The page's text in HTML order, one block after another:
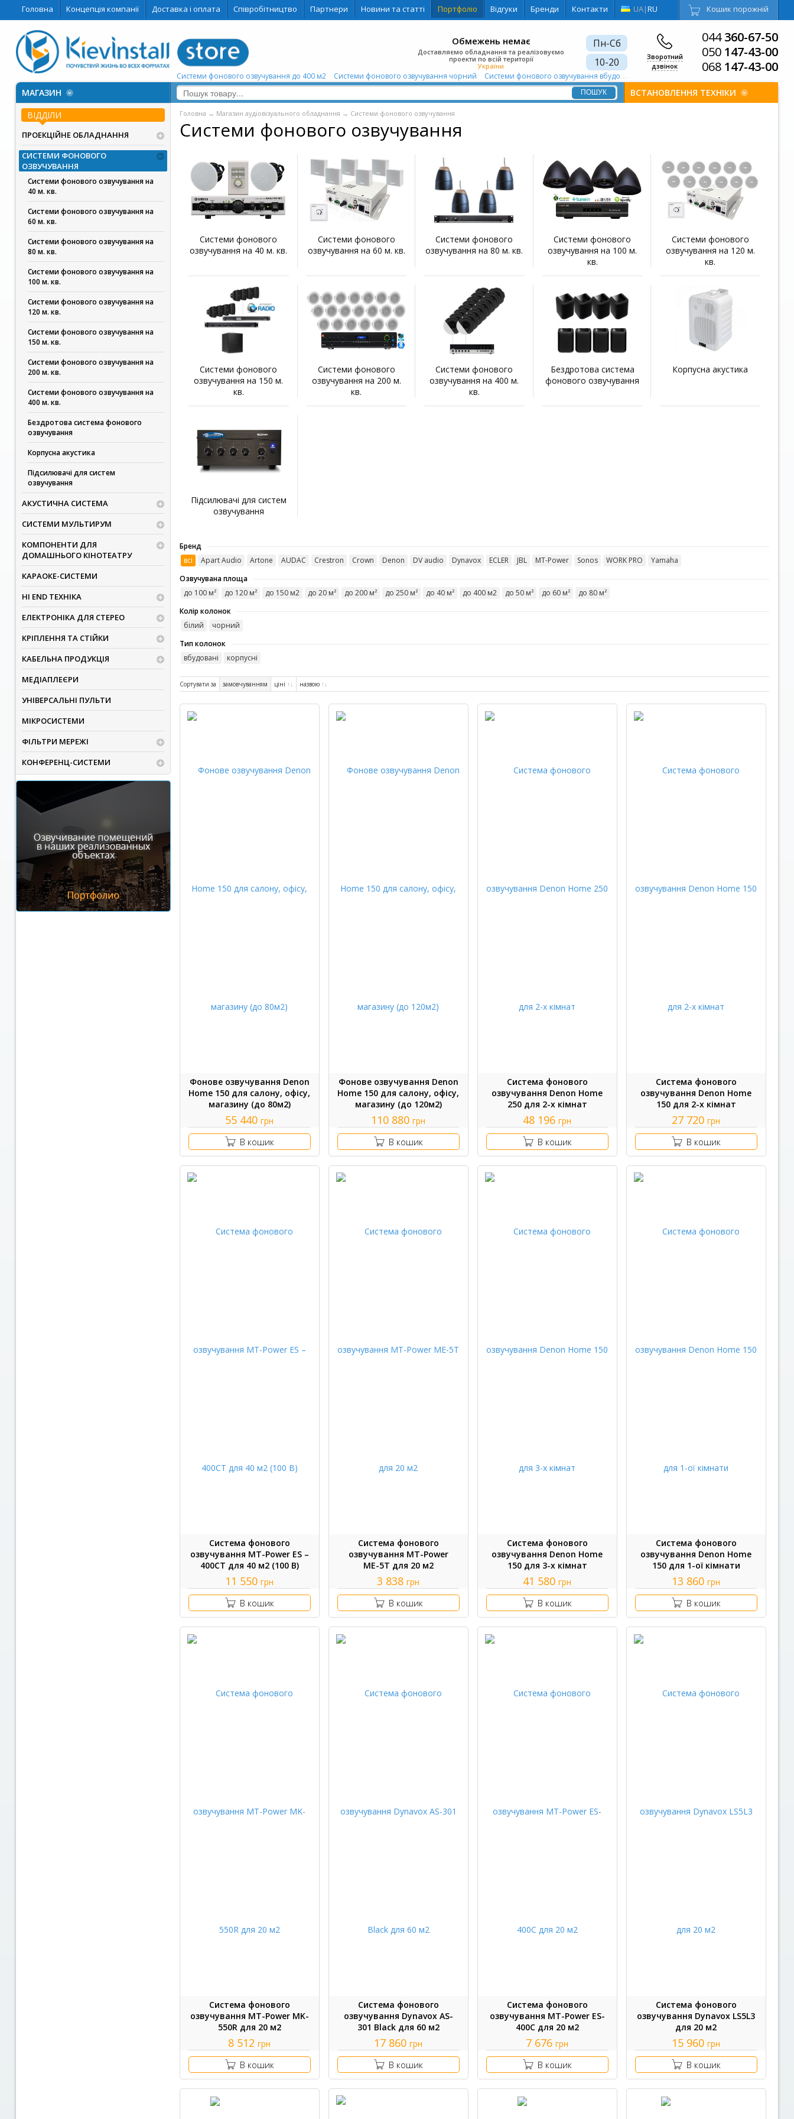
Головна Концепція компанії Доставка і оплата Співробітництво Партнери Новини та статті Портфоліо Відгуки Бренди Контакти UA|RU Кошик порожній
044360-67-50
050 147-43-00
068 147-43-00
Зворотний
дзвінок
Пн-Сб
10-20
Обмежень немає
Доставляємо обладнання та реалізовуємо
проекти по всій території
України
МАГАЗИН
Системи фонового озвучування до 400 м2 Системи фонового озвучування чорний Системи фонового озвучування вбудовані
ВСТАНОВЛЕННЯ ТЕХНІКИ
ВІДДІЛИ
ПРОЕКЦІЙНЕ ОБЛАДНАННЯ
СИСТЕМИ ФОНОВОГО
ОЗВУЧУВАННЯ
Системи фонового озвучування на
40 м. кв.
Системи фонового озвучування на
60 м. кв.
Системи фонового озвучування на
80 м. кв.
Системи фонового озвучування на
100 м. кв.
Системи фонового озвучування на
120 м. кв.
Системи фонового озвучування на
150 м. кв.
Системи фонового озвучування на
200 м. кв.
Системи фонового озвучування на
400 м. кв.
Бездротова система фонового
озвучування
Корпусна акустика
Підсилювачі для систем
озвучування
АКУСТИЧНА СИСТЕМА
СИСТЕМИ МУЛЬТИРУМ
КОМПОНЕНТИ ДЛЯ
ДОМАШНЬОГО КІНОТЕАТРУ
КАРАОКЕ-СИСТЕМИ
HI END ТЕХНІКА
ЕЛЕКТРОНІКА ДЛЯ СТЕРЕО
КРІПЛЕННЯ ТА СТІЙКИ
КАБЕЛЬНА ПРОДУКЦІЯ
МЕДІАПЛЕЄРИ
УНІВЕРСАЛЬНІ ПУЛЬТИ
МІКРОСИСТЕМИ
ФІЛЬТРИ МЕРЕЖІ
КОНФЕРЕНЦ-СИСТЕМИ
Головна → Магазин аудіовізуального обладнання → Системи фонового озвучування
Системи фонового озвучування
Системи фонового
озвучування на 40 м. кв.
Системи фонового
озвучування на 60 м. кв.
Системи фонового
озвучування на 80 м. кв.
Системи фонового
озвучування на 100 м.
кв.
Системи фонового
озвучування на 120 м.
кв.
Системи фонового
озвучування на 150 м.
кв.
Системи фонового
озвучування на 200 м.
кв.
Системи фонового
озвучування на 400 м.
кв.
Бездротова система
фонового озвучування
Корпусна акустика
Підсилювачі для систем
озвучування
Бренд
всі
Apart Audio Artone AUDAC Crestron Crown Denon DV audio Dynavox ECLER JBL MT-Power Sonos WORK PRO
Yamaha
Озвучувана площа
до 100 м²
до 120 м² до 150 м2 до 20 м² до 200 м² до 250 м² до 40 м² до 400 м2 до 50 м² до 60 м²
до 80 м²
Колір колонок
білий
чорний
Тип колонок
вбудовані
корпусні
Сортувати за замовчуванням ціні ↑↓ назвою ↑↓
Фонове озвучування Denon
Home 150 для салону, офісу,
магазину (до 80м2)
55 440 грн
В кошик
Фонове озвучування Denon
Home 150 для салону, офісу,
магазину (до 120м2)
110 880грн
В кошик
Система фонового
озвучування Denon Home
250 для 2-х кімнат
48 196грн
В кошик
Система фонового
озвучування Denon Home
150 для 2-х кімнат
27 720грн
В кошик
Система фонового
озвучування MT-Power ES –
400СT для 40 м2 (100 В)
11 550 грн
В кошик
Система фонового
озвучування MT-Power
MЕ-5Т для 20 м2
3 838грн
В кошик
Система фонового
озвучування Denon Home
150 для 3-х кімнат
41 580грн
В кошик
Система фонового
озвучування Denon Home
150 для 1-ої кімнати
13 860грн
В кошик
Система фонового
озвучування MT-Power MK-
550R для 20 м2
8 512 грн
В кошик
Система фонового
озвучування Dynavox AS-
301 Black для 60 м2
17 860грн
В кошик
Система фонового
озвучування MT-Power ES-
400C для 20 м2
7 676грн
В кошик
Система фонового
озвучування Dynavox LS5L3
для 20 м2
15 960грн
В кошик